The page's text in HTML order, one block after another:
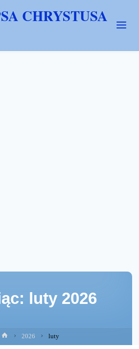
CHRYSTUSA
luty 2026
Strona
główna
2026 luty